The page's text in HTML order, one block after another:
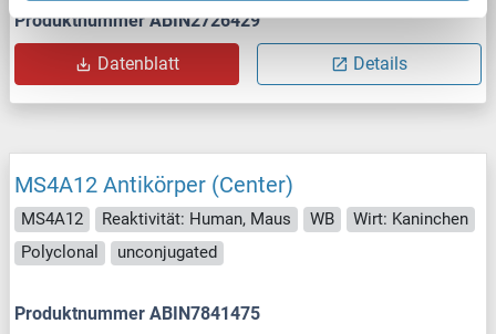
Produktnummer ABIN2726429
Datenblatt Details
MS4A12 Antikörper (Center)
MS4A12 Reaktivität: Human, Maus WB
Wirt: Kaninchen
Polyclonal
unconjugated
Produktnummer ABIN7841475